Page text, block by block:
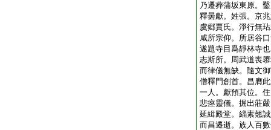
乃遷葬蒲坂東原。
釋曇獻。姓張。京
虞郷賈氏。淨行無
咸所宗仰。所居谷
遂題寺目爲靜林寺
志斯所。周武道喪
而律儀無缺。隨文
僧釋門創首。昌膺
一人。獻預其位。
悲瘞靈儀。掘出莊
延緝殿堂。緇素翹
而昌遷逝。族人百